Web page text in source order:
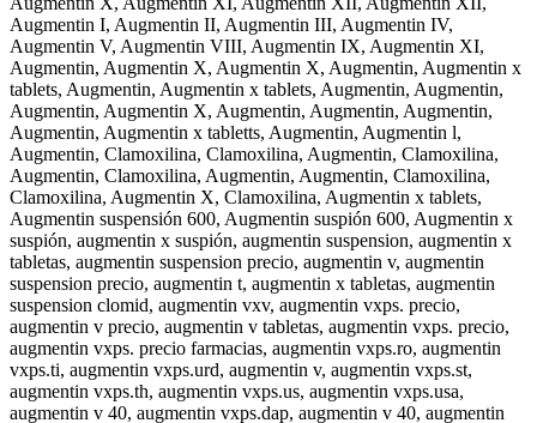
Augmentin I, Augmentin II, Augmentin III, Augmentin IV,
Augmentin V, Augmentin VIII, Augmentin IX, Augmentin XI,
Augmentin, Augmentin X, Augmentin X, Augmentin, Augmentin x
tablets, Augmentin, Augmentin x tablets, Augmentin, Augmentin,
Augmentin, Augmentin X, Augmentin, Augmentin, Augmentin,
Augmentin, Augmentin x tabletts, Augmentin, Augmentin l,
Augmentin, Clamoxilina, Clamoxilina, Augmentin, Clamoxilina,
Augmentin, Clamoxilina, Augmentin, Augmentin, Clamoxilina,
Clamoxilina, Augmentin X, Clamoxilina, Augmentin x tablets,
Augmentin suspensión 600, Augmentin suspión 600, Augmentin x
suspión, augmentin x suspión, augmentin suspension, augmentin x
tabletas, augmentin suspension precio, augmentin v, augmentin
suspension precio, augmentin t, augmentin x tabletas, augmentin
suspension clomid, augmentin vxv, augmentin vxps. precio,
augmentin v precio, augmentin v tabletas, augmentin vxps. precio,
augmentin vxps. precio farmacias, augmentin vxps.ro, augmentin
vxps.ti, augmentin vxps.urd, augmentin v, augmentin vxps.st,
augmentin vxps.th, augmentin vxps.us, augmentin vxps.usa,
augmentin v 40, augmentin vxps.dap, augmentin v 40, augmentin